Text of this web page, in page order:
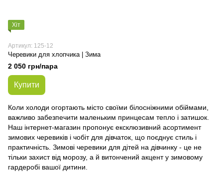
Хіт
Артикул: 125-12
Черевики для хлопчика | Зима
2 050 грн/пара
Купити
Коли холоди огортають місто своїми білосніжними обіймами,
важливо забезпечити маленьким принцесам тепло і затишок.
Наш інтернет-магазин пропонує ексклюзивний асортимент
зимових черевиків і чобіт для дівчаток, що поєднує стиль і
практичність. Зимові черевики для дітей на дівчинку - це не
тільки захист від морозу, а й витончений акцент у зимовому
гардеробі вашої дитини.